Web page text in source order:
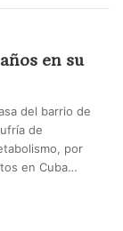
en su
del barrio de
de
por
en Cuba…